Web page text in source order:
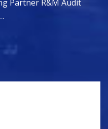
Partner R&M Audit